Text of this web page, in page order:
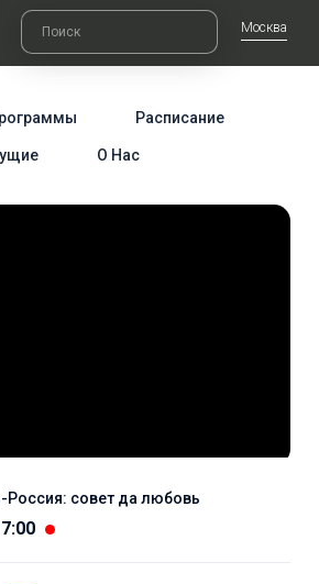
Москва
Расписание
О Нас
совет да любовь